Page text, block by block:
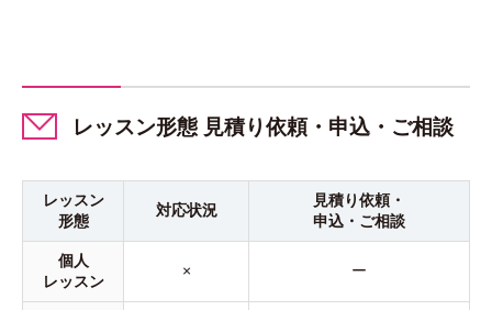
レッスン形態 見積り依頼・申込・ご相談
レッスン
形態
対応状況
見積り依頼・
申込・ご相談
個人
レッスン
× ー